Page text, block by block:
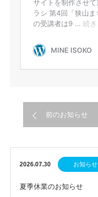
前のお知らせ
2026.07.30 お知らせ
夏季休業のお知らせ